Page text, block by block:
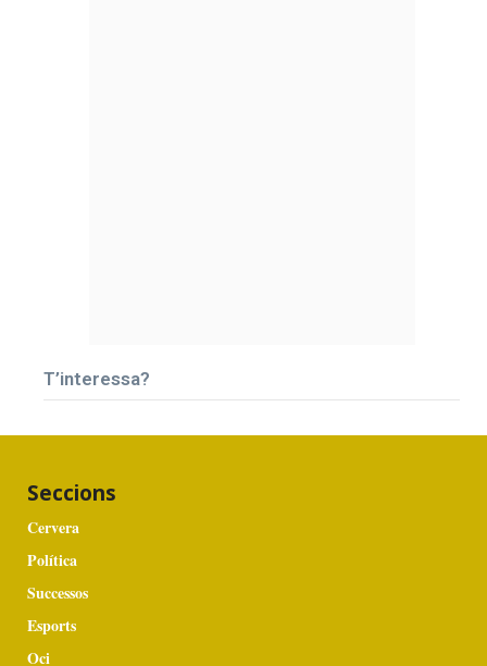
T’interessa?
Seccions
Cervera
Política
Successos
Esports
Oci